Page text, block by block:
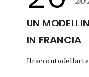
UN
IN FRANCIA
Ilraccontodellarte